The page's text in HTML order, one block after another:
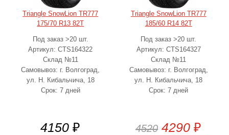
Triangle SnowLion TR777
175/70 R13 82T
Под заказ >20 шт.
Артикул: CTS164322
Склад №11
Самовывоз: г. Волгоград,
ул. Н. Кибальчича, 18
Срок: 7 дней
4150 ₽
Triangle SnowLion TR777
185/60 R14 82T
Под заказ >20 шт.
Артикул: CTS164327
Склад №11
Самовывоз: г. Волгоград,
ул. Н. Кибальчича, 18
Срок: 7 дней
4520 4290 ₽